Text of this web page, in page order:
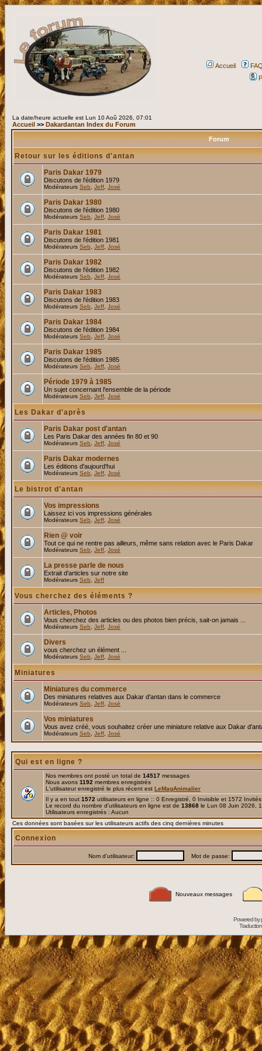
Accueil
La date/heure actuelle est Lun 10 Aoû 2026, 07:01
Accueil >> Dakardantan Index du Forum
Forum
Retour sur les éditions d'antan
Paris Dakar 1979
Discutons de l'édition 1979
Modérateurs Seb Jeff José
Paris Dakar 1980
Discutons de l'édition 1980
Modérateurs Seb Jeff José
Paris Dakar 1981
Discutons de l'édition 1981
Modérateurs Seb Jeff José
Paris Dakar 1982
Discutons de l'édition 1982
Modérateurs Seb Jeff José
Paris Dakar 1983
Discutons de l'édition 1983
Modérateurs Seb Jeff José
Paris Dakar 1984
Discutons de l'édition 1984
Modérateurs Seb Jeff José
Paris Dakar 1985
Discutons de l'édition 1985
Modérateurs Seb Jeff José
Période 1979 à 1985
Un sujet concernant l'ensemble de la période
Modérateurs Seb Jeff José
Les Dakar d'après
Paris Dakar post d'antan
Les Paris Dakar des années fin 80 et 90
Modérateurs Seb Jeff José
Paris Dakar modernes
Les éditions d'aujourd'hui
Modérateurs Seb Jeff José
Le bistrot d'antan
Vos impressions
Laissez ici vos impressions générales
Modérateurs Seb Jeff José
Rien @ voir
Tout ce qui ne rentre pas ailleurs, même sans relation avec le Paris Dakar
Modérateurs Seb Jeff José
La presse parle de nous
Extrait d'articles sur notre site
Modérateurs Seb Jeff
Vous cherchez des éléments ?
Articles, Photos
Vous cherchez des articles ou des photos bien précis, sait-on jamais ...
Modérateurs Seb Jeff José
Divers
vous cherchez un élément ...
Modérateurs Seb Jeff José
Miniatures
Miniatures du commerce
Des miniatures relatives aux Dakar d'antan dans le commerce
Modérateurs Seb Jeff José
Vos miniatures
Vous avez créé, vous souhaitez créer une miniature relative aux Dakar
Modérateurs Seb Jeff José
Qui est en ligne ?
Nos membres ont posté un total de 14517 messages
Nous avons 1192 membres enregistrés
L'utilisateur enregistré le plus récent est LeMagAnimalier
Il y a en tout 1572 utilisateurs en ligne :: 0 Enregistré, 0 Invisible et 1572
Le record du nombre d'utilisateurs en ligne est de 13868 le Lun 08 Juin 2026,
Utilisateurs enregistrés : Aucun
Ces données sont basées sur les utilisateurs actifs des cinq dernières minutes
Connexion
Nom d'utilisateur: Mot de passe:
Nouveaux messages
Powered by